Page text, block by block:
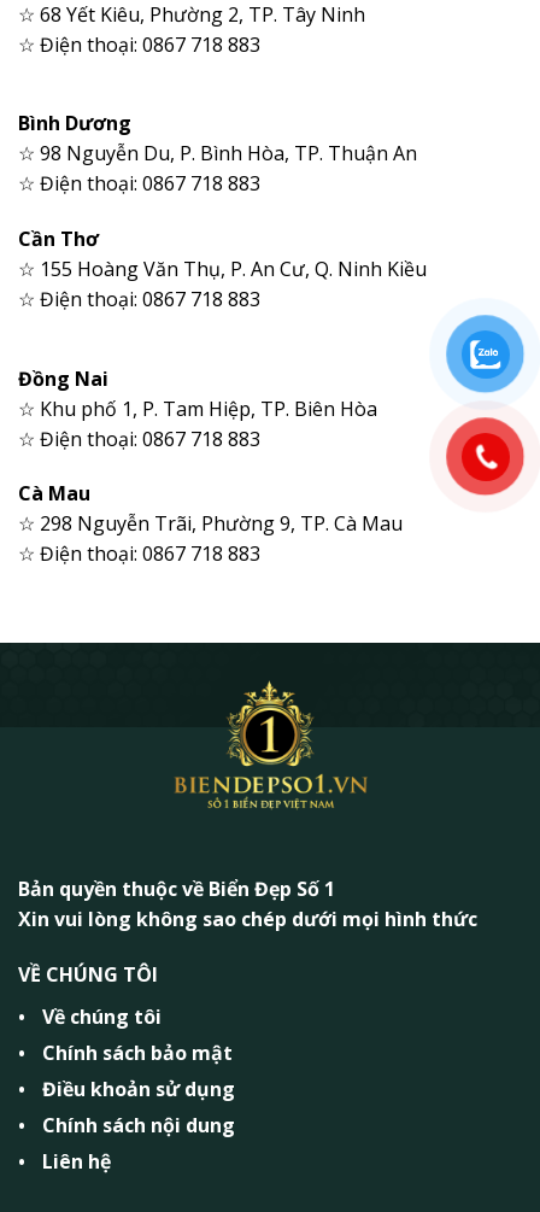
☆ 68 Yết Kiêu, Phường 2, TP. Tây Ninh
☆ Điện thoại: 0867 718 883
Bình Dương
☆ 98 Nguyễn Du, P. Bình Hòa, TP. Thuận An
☆ Điện thoại: 0867 718 883
Cần Thơ
☆ 155 Hoàng Văn Thụ, P. An Cư, Q. Ninh Kiều
☆ Điện thoại: 0867 718 883
Đồng Nai
☆ Khu phố 1, P. Tam Hiệp, TP. Biên Hòa
☆ Điện thoại: 0867 718 883
Cà Mau
☆ 298 Nguyễn Trãi, Phường 9, TP. Cà Mau
☆ Điện thoại: 0867 718 883
Bản quyền thuộc về Biển Đẹp Số 1
Xin vui lòng không sao chép dưới mọi hình thức
VỀ CHÚNG TÔI
Về chúng tôi
Chính sách bảo mật
Điều khoản sử dụng
Chính sách nội dung
Liên hệ